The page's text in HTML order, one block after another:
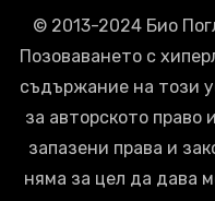
© 2013-2024 Био
Позоваването с
съдържание на този
за авторското право
запазени права и
няма за цел да дава